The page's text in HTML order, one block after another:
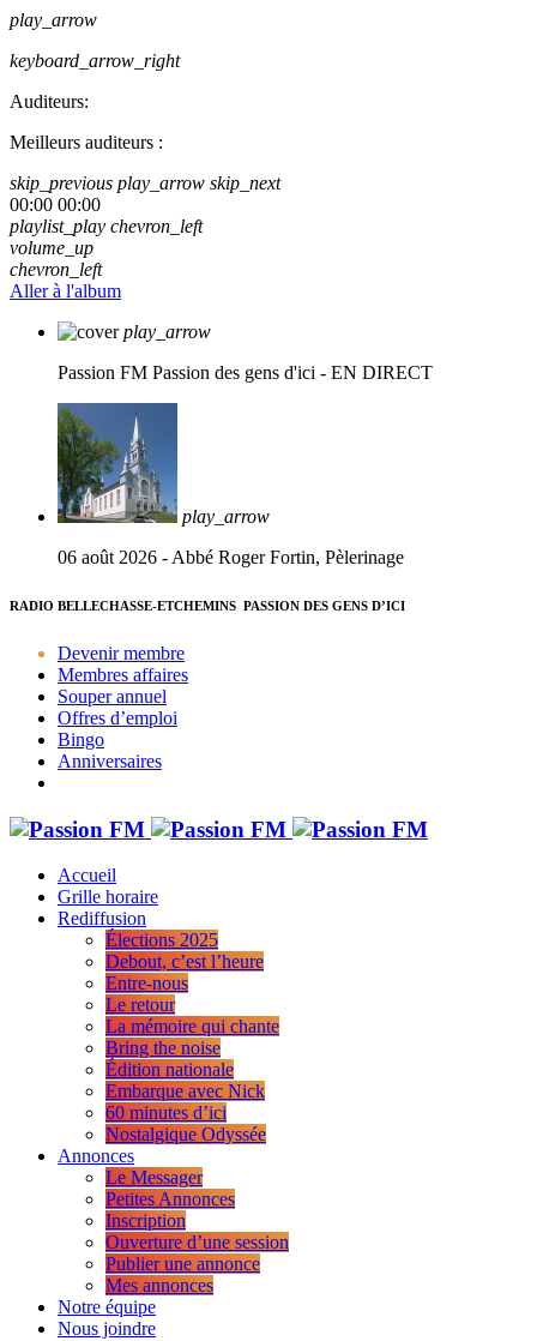
play_arrow
keyboard_arrow_right
Auditeurs:
Meilleurs auditeurs :
skip_previous play_arrow skip_next
00:00 00:00
playlist_play chevron_left
volume_up
chevron_left
Aller à l'album
play_arrow
Passion FM Passion des gens d'ici - EN DIRECT
play_arrow
06 août 2026 - Abbé Roger Fortin, Pèlerinage
RADIO BELLECHASSE-ETCHEMINS PASSION DES GENS D’ICI
Devenir membre
Membres affaires
Souper annuel
Offres d’emploi
Bingo
Anniversaires
Accueil
Grille horaire
Rediffusion
Élections 2025
Debout, c’est l’heure
Entre-nous
Le retour
La mémoire qui chante
Bring the noise
Édition nationale
Embarque avec Nick
60 minutes d’ici
Nostalgique Odyssée
Annonces
Le Messager
Petites Annonces
Inscription
Ouverture d’une session
Publier une annonce
Mes annonces
Notre équipe
Nous joindre